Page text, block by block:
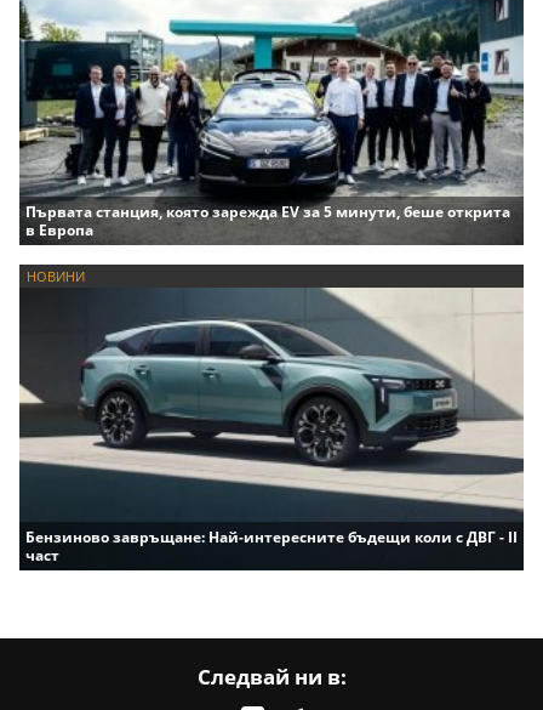
Първата станция, която зарежда EV за 5 минути, беше открита
в Европа
НОВИНИ
Бензиново завръщане: Най-интересните бъдещи коли с ДВГ - II
част
Следвай ни в: